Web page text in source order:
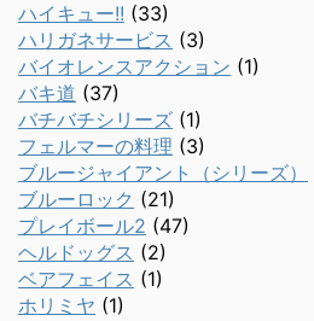
ハイキュー!! (33)
ハリガネサービス (3)
バイオレンスアクション (1)
バキ道 (37)
バチバチシリーズ (1)
フェルマーの料理 (3)
ブルージャイアント（シリーズ）
ブルーロック (21)
プレイボール2 (47)
ヘルドッグス (2)
ベアフェイス (1)
ホリミヤ (1)